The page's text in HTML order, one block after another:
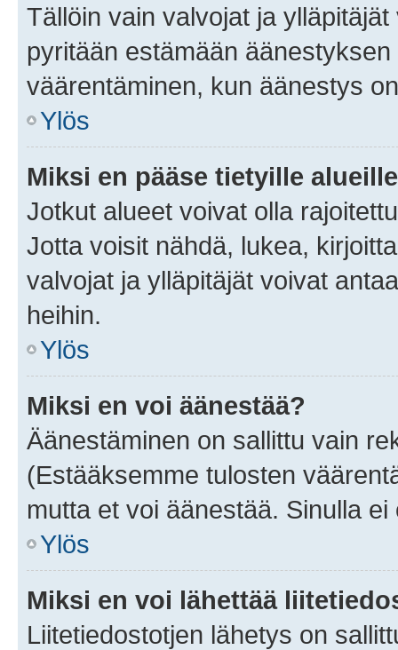
Tällöin vain valvojat ja
pyritään estämään
väärentäminen, kun äänestys
Ylös
Miksi en pääse tietyille
Jotkut alueet voivat olla
Jotta voisit nähdä, lukea,
valvojat ja ylläpitäjät voivat
heihin.
Ylös
Miksi en voi äänestää?
Äänestäminen on sallittu vain
(Estääksemme tulosten
mutta et voi äänestää. Sinulla
Ylös
Miksi en voi lähettää
Liitetiedostotjen lähetys on